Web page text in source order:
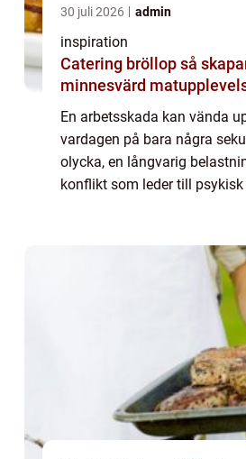
30 juli 2026 admin
inspiration
Catering bröllop så skapar du en
minnesvärd
En arbetsskada kan vända
vardagen på bara några
olycka, en långvarig
konflikt som leder till